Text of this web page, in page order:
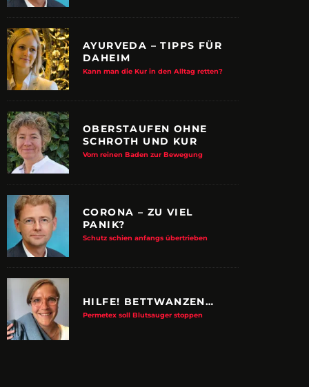
MACHER
System werden Reisen sicherer
ZUPANCIC
AYURVEDA – TIPPS FÜR
DAHEIM
Kann man die Kur in den Alltag retten?
OBERSTAUFEN OHNE
SCHROTH UND KUR
Vom reinen Baden zur Bewegung
CORONA – ZU VIEL
PANIK?
Schutz schien anfangs übertrieben
HILFE! BETTWANZEN…
Permetex soll Blutsauger stoppen